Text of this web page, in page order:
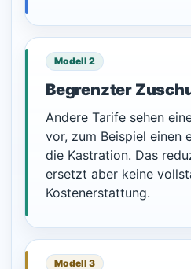
Modell 2
Begrenzter
Andere Tarife sehen
vor, zum Beispiel einen
die Kastration. Das
ersetzt aber keine
Kostenerstattung.
Modell 3